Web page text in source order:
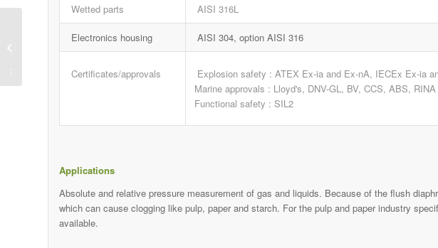
Wetted parts AISI 316L
Electronics housing AISI 304, option AISI 316
Certificates/approvals
Explosion safety : ATEX Ex-ia and Ex-nA, IECEx Ex-ia
Marine approvals : Lloyd's, DNV-GL, BV, CCS, ABS, RINA
Functional safety : SIL2
Applications
Absolute and relative pressure measurement of gas and liquids. Because of the flush
which can cause clogging like pulp, paper and starch. For the pulp and paper industry
available.
232+ מעלות !...